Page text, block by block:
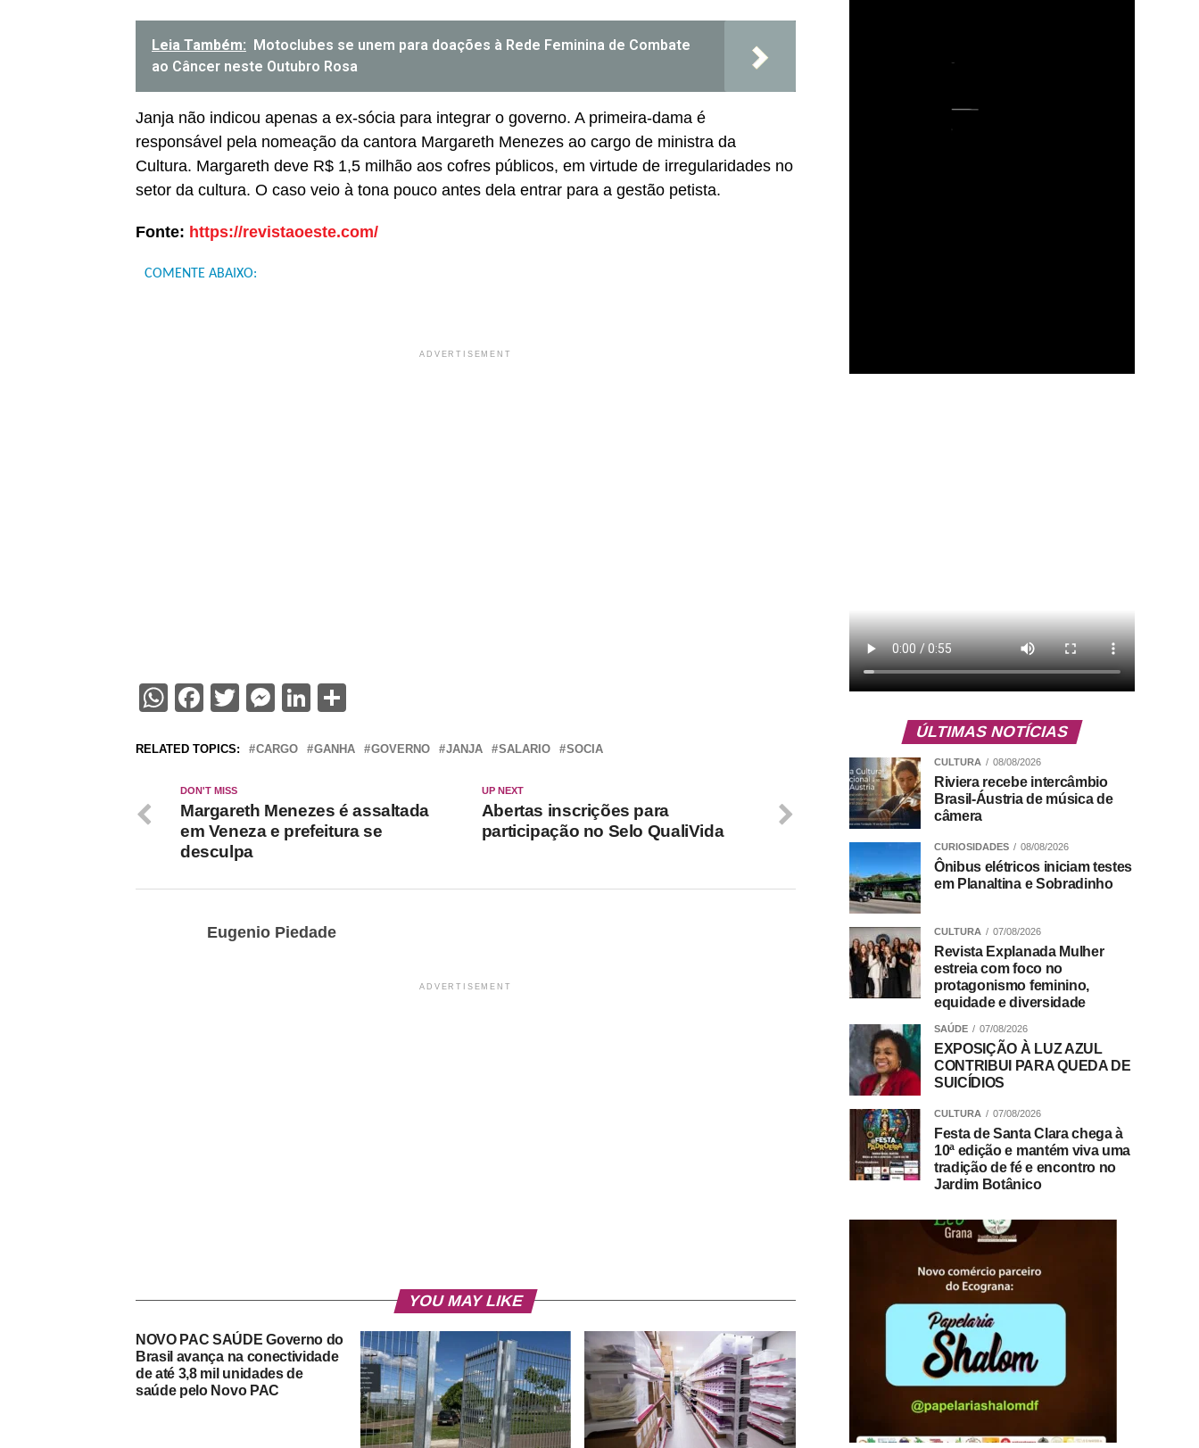
Leia Também: Motoclubes se unem para doações à Rede Feminina de Combate
ao Câncer neste Outubro Rosa
Janja não indicou apenas a ex-sócia para integrar o governo. A primeira-dama é
responsável pela nomeação da cantora Margareth Menezes ao cargo de ministra da
Cultura. Margareth deve R$ 1,5 milhão aos cofres públicos, em virtude de irregularidades no
setor da cultura. O caso veio à tona pouco antes dela entrar para a gestão petista.
Fonte: https://revistaoeste.com/
COMENTE ABAIXO:
ADVERTISEMENT
WhatsApp
Facebook
Twitter
Messenger
LinkedIn
RELATED TOPICS: CARGO GANHA GOVERNO JANJA SALARIO SOCIA
UP NEXT
Abertas inscrições para
participação no Selo QualiVida
DON'T MISS
Margareth Menezes é assaltada
em Veneza e prefeitura se
desculpa
Eugenio Piedade
ADVERTISEMENT
YOU MAY LIKE
NOVO PAC SAÚDE Governo do
Brasil avança na conectividade
de até 3,8 mil unidades de
saúde pelo Novo PAC
ÚLTIMAS NOTÍCIAS
CULTURA 08/08/2026
Riviera recebe intercâmbio
Brasil-Áustria de música de
câmera
CURIOSIDADES 08/08/2026
Ônibus elétricos iniciam testes
em Planaltina e Sobradinho
CULTURA 07/08/2026
Revista Explanada Mulher
estreia com foco no
protagonismo feminino,
equidade e diversidade
SAÚDE 07/08/2026
EXPOSIÇÃO À LUZ AZUL
CONTRIBUI PARA QUEDA DE
SUICÍDIOS
CULTURA 07/08/2026
Festa de Santa Clara chega à
10ª edição e mantém viva uma
tradição de fé e encontro no
Jardim Botânico